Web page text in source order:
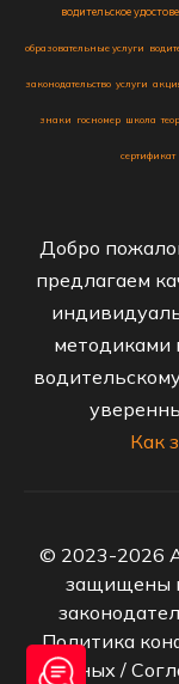
водительское
образовательные услуги
законодательство услуги
знаки госномер школа
сертификат
Добро
предлагаем
методиками
Как
© 2023-2026
защищены
Политика
данных /